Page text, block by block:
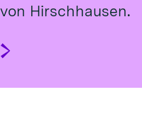
Hirsch­hausen.